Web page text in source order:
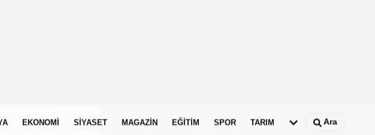
EKONOMI SIYASET MAGAZIN EĞITIM SPOR TARIM Ara